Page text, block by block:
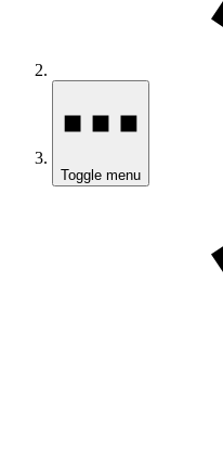
Toggle menu